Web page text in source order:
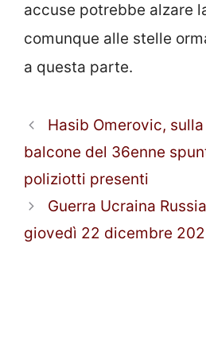
accuse potrebbe alzare
comunque alle stelle
a questa parte.
Hasib Omerovic,
balcone del 36enne
poliziotti presenti
Guerra Ucraina
giovedì 22 dicembre